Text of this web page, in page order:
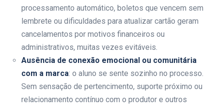
processamento automático, boletos que vencem sem
lembrete ou dificuldades para atualizar cartão geram
cancelamentos por motivos financeiros ou
administrativos, muitas vezes evitáveis.
Ausência de conexão emocional ou comunitária
com a marca: o aluno se sente sozinho no processo.
Sem sensação de pertencimento, suporte próximo ou
relacionamento contínuo com o produtor e outros